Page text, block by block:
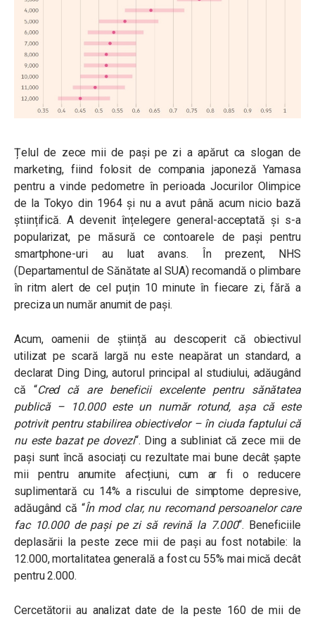
Țelul de zece mii de pași pe zi a apărut ca slogan de
marketing, fiind folosit de compania japoneză Yamasa
pentru a vinde pedometre în perioada Jocurilor Olimpice
de la Tokyo din 1964 și nu a avut până acum nicio bază
științifică. A devenit înțelegere general-acceptată și s-a
popularizat, pe măsură ce contoarele de pași pentru
smartphone-uri au luat avans. În prezent, NHS
(Departamentul de Sănătate al SUA) recomandă o plimbare
în ritm alert de cel puțin 10 minute în fiecare zi, fără a
preciza un număr anumit de pași.
Acum, oamenii de știință au descoperit că obiectivul
utilizat pe scară largă nu este neapărat un standard, a
declarat Ding Ding, autorul principal al studiului, adăugând
că “Cred că are beneficii excelente pentru sănătatea
publică – 10.000 este un număr rotund, așa că este
potrivit pentru stabilirea obiectivelor – în ciuda faptului că
nu este bazat pe dovezi“. Ding a subliniat că zece mii de
pași sunt încă asociați cu rezultate mai bune decât șapte
mii pentru anumite afecțiuni, cum ar fi o reducere
suplimentară cu 14% a riscului de simptome depresive,
adăugând că “În mod clar, nu recomand persoanelor care
fac 10.000 de pași pe zi să revină la 7.000“. Beneficiile
deplasării la peste zece mii de pași au fost notabile: la
12.000, mortalitatea generală a fost cu 55% mai mică decât
pentru 2.000.
Cercetătorii au analizat date de la peste 160 de mii de